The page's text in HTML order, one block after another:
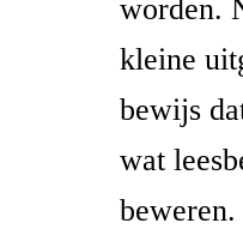
worden.
kleine
bewijs
wat